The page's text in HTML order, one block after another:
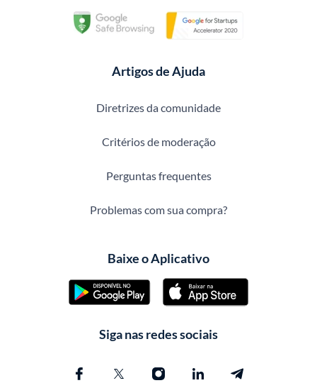
Artigos de Ajuda
Diretrizes da comunidade
Critérios de moderação
Perguntas frequentes
Problemas com sua compra?
Baixe o Aplicativo
Siga nas redes sociais